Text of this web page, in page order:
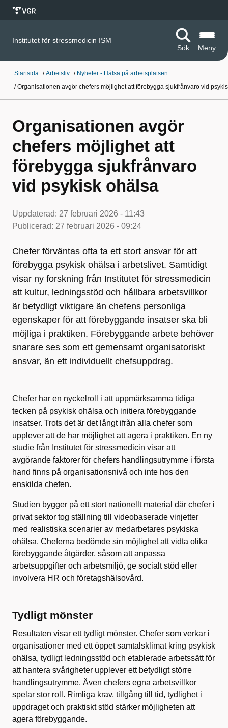
Institutet för stressmedicin ISM
Sök
Meny
Startsida /Arbetsliv / Nyheter - Hälsa på arbetsplatsen
/Organisationen avgör chefers möjlighet att förebygga sjukfrånvaro vid
Organisationen avgör
chefers möjlighet att
förebygga sjukfrånvaro
vid psykisk ohälsa
Uppdaterad: 27 februari 2026 - 11:43
Publicerad: 27 februari 2026 - 09:24
Chefer förväntas ofta ta ett stort ansvar för att
förebygga psykisk ohälsa i arbetslivet. Samtidigt
visar ny forskning från Institutet för stressmedicin
att kultur, ledningsstöd och hållbara arbetsvillkor
är betydligt viktigare än chefens personliga
egenskaper för att förebyggande insatser ska bli
möjliga i praktiken. Förebyggande arbete behöver
snarare ses som ett gemensamt organisatoriskt
ansvar, än ett individuellt chefsuppdrag.
Chefer har en nyckelroll i att uppmärksamma tidiga
tecken på psykisk ohälsa och initiera förebyggande
insatser. Trots det är det långt ifrån alla chefer som
upplever att de har möjlighet att agera i praktiken. En ny
studie från Institutet för stressmedicin visar att
avgörande faktorer för chefers handlingsutrymme i första
hand finns på organisationsnivå och inte hos den
enskilda chefen.
Studien bygger på ett stort nationellt material där chefer i
privat sektor tog ställning till videobaserade vinjetter
med realistiska scenarier av medarbetares psykiska
ohälsa. Cheferna bedömde sin möjlighet att vidta olika
förebyggande åtgärder, såsom att anpassa
arbetsuppgifter och arbetsmiljö, ge socialt stöd eller
involvera HR och företagshälsovård.
Tydligt mönster
Resultaten visar ett tydligt mönster. Chefer som verkar i
organisationer med ett öppet samtalsklimat kring psykisk
ohälsa, tydligt ledningsstöd och etablerade arbetssätt för
att hantera svårigheter upplever ett betydligt större
handlingsutrymme. Även chefers egna arbetsvillkor
spelar stor roll. Rimliga krav, tillgång till tid, tydlighet i
uppdraget och praktiskt stöd stärker möjligheten att
agera förebyggande.